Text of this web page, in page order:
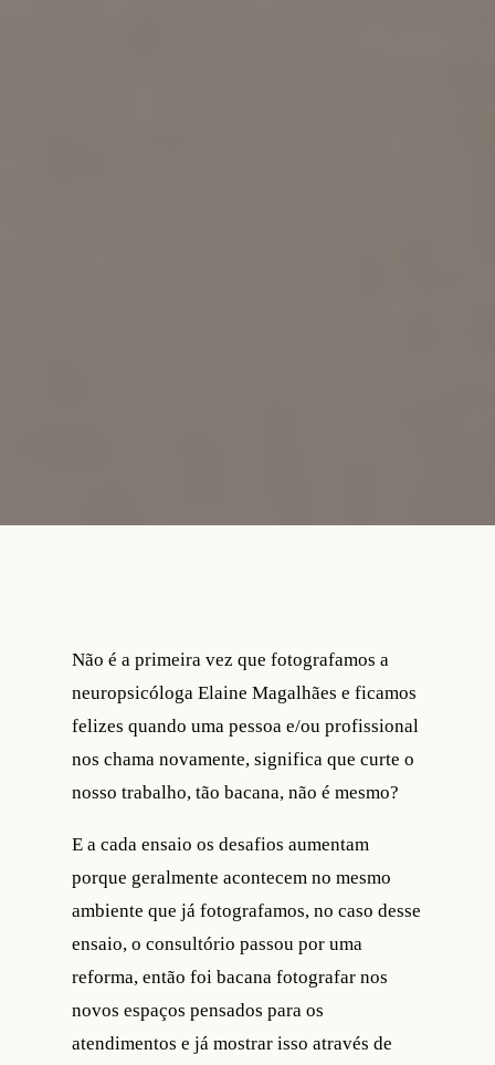
Não é a primeira vez que fotografamos a
neuropsicóloga Elaine Magalhães e ficamos
felizes quando uma pessoa e/ou profissional
nos chama novamente, significa que curte o
nosso trabalho, tão bacana, não é mesmo?
E a cada ensaio os desafios aumentam
porque geralmente acontecem no mesmo
ambiente que já fotografamos, no caso desse
ensaio, o consultório passou por uma
reforma, então foi bacana fotografar nos
novos espaços pensados para os
atendimentos e já mostrar isso através de